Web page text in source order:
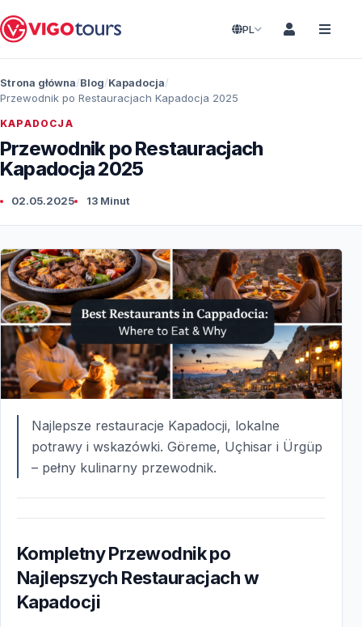
PL
Strona główna Blog Kapadocja
Przewodnik po Restauracjach Kapadocja 2025
KAPADOCJA
Przewodnik po Restauracjach
Kapadocja 2025
02.05.2025 13 Minut
Najlepsze restauracje Kapadocji, lokalne
potrawy i wskazówki. Göreme, Uçhisar i Ürgüp
– pełny kulinarny przewodnik.
Kompletny Przewodnik po
Najlepszych Restauracjach w
Kapadocji